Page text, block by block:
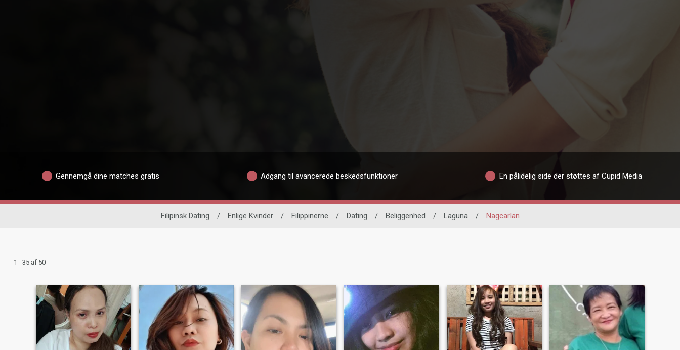
Gennemgå dine matches gratis Adgang til avancerede beskedsfunktioner En pålidelig side der støttes af Cupid Media
Filipinsk Dating / Enlige Kvinder / Filippinerne / Dating / Beliggenhed / Laguna / Nagcarlan
1 - 35 af 50